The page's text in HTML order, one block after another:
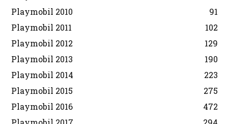
Playmobil 2010
91
Playmobil 2011
102
Playmobil 2012
129
Playmobil 2013
190
Playmobil 2014
223
Playmobil 2015
275
Playmobil 2016
472